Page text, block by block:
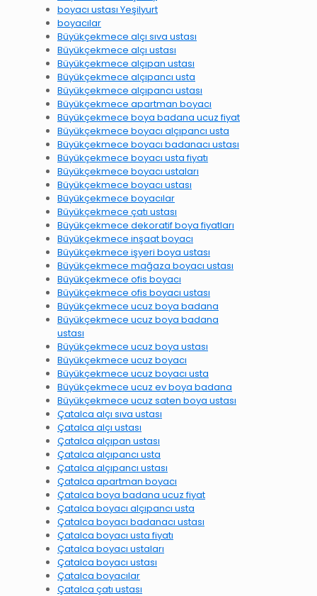
boyacı ustası Yeşilyurt
boyacılar
Büyükçekmece alçı sıva ustası
Büyükçekmece alçı ustası
Büyükçekmece alçıpan ustası
Büyükçekmece alçıpancı usta
Büyükçekmece alçıpancı ustası
Büyükçekmece apartman boyacı
Büyükçekmece boya badana ucuz fiyat
Büyükçekmece boyacı alçıpancı usta
Büyükçekmece boyacı badanacı ustası
Büyükçekmece boyacı usta fiyatı
Büyükçekmece boyacı ustaları
Büyükçekmece boyacı ustası
Büyükçekmece boyacılar
Büyükçekmece çatı ustası
Büyükçekmece dekoratif boya fiyatları
Büyükçekmece inşaat boyacı
Büyükçekmece işyeri boya ustası
Büyükçekmece mağaza boyacı ustası
Büyükçekmece ofis boyacı
Büyükçekmece ofis boyacı ustası
Büyükçekmece ucuz boya badana
Büyükçekmece ucuz boya badana
ustası
Büyükçekmece ucuz boya ustası
Büyükçekmece ucuz boyacı
Büyükçekmece ucuz boyacı usta
Büyükçekmece ucuz ev boya badana
Büyükçekmece ucuz saten boya ustası
Çatalca alçı sıva ustası
Çatalca alçı ustası
Çatalca alçıpan ustası
Çatalca alçıpancı usta
Çatalca alçıpancı ustası
Çatalca apartman boyacı
Çatalca boya badana ucuz fiyat
Çatalca boyacı alçıpancı usta
Çatalca boyacı badanacı ustası
Çatalca boyacı usta fiyatı
Çatalca boyacı ustaları
Çatalca boyacı ustası
Çatalca boyacılar
Çatalca çatı ustası